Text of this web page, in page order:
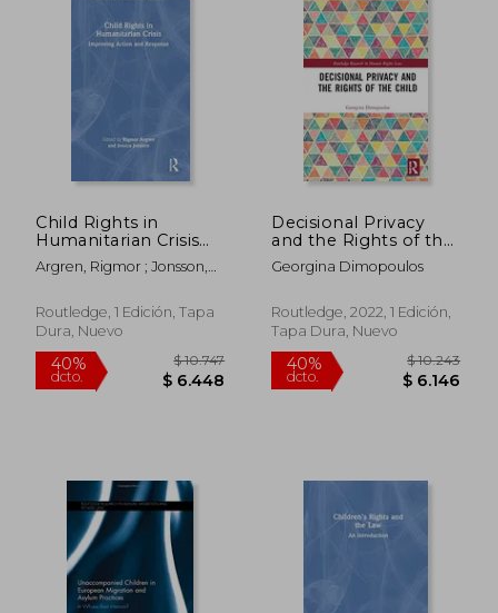
40% 40%
dcto.
Child Rights in
Humanitarian Crisis
(Routledge
Humanitarian Studies)
Argren, Rigmor ; Jonsson,
Routledge, 1 Edición, Tapa
Dura, Nuevo
Decisional Privacy
and the Rights of the
Child (Routledge
Research in Human
Inglés)
Georgina Dimopoulos
Routledge, 2022, 1 Edición,
Tapa Dura, Nuevo